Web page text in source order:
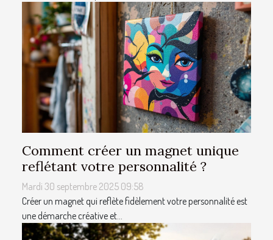
Comment créer un magnet unique
reflétant votre personnalité ?
Mardi 30 septembre 2025 09:58
Créer un magnet qui reflète fidèlement votre personnalité est
une démarche créative et...